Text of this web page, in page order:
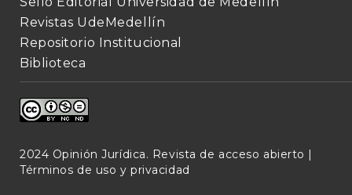
Revistas UdeMedellín
Repositorio Institucional
Biblioteca
2024 Opinión Jurídica. Revista de acceso abierto |
Términos de uso y privacidad